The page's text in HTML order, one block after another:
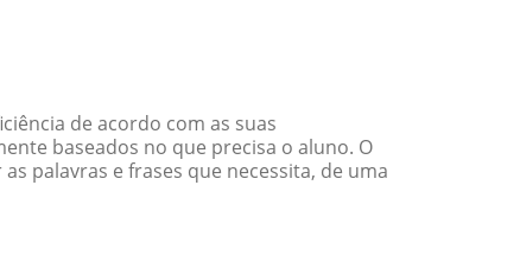
de acordo com as suas
baseados no que precisa o aluno. O
palavras e frases que necessita, de uma